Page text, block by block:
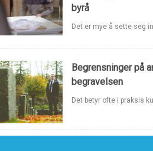
byrå
Det er mye å sette seg
Begrensninger på
begravelsen
Det betyr ofte i praksis